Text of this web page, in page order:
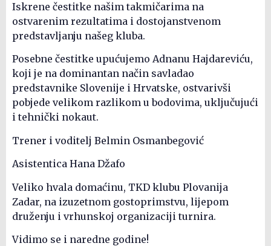
Iskrene čestitke našim takmičarima na
ostvarenim rezultatima i dostojanstvenom
predstavljanju našeg kluba.
Posebne čestitke upućujemo Adnanu Hajdareviću,
koji je na dominantan način savladao
predstavnike Slovenije i Hrvatske, ostvarivši
pobjede velikom razlikom u bodovima, uključujući
i tehnički nokaut.
Trener i voditelj Belmin Osmanbegović
Asistentica Hana Džafo
Veliko hvala domaćinu, TKD klubu Plovanija
Zadar, na izuzetnom gostoprimstvu, lijepom
druženju i vrhunskoj organizaciji turnira.
Vidimo se i naredne godine!